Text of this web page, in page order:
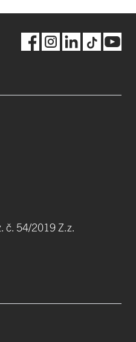
č. 54/2019 Z.z.